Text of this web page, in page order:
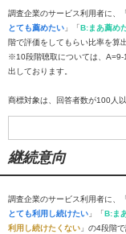
調査企業のサービス利用者に、
とても薦めたい 」「B:まあ薦め
階で評価をしてもらい比率を算
※10段階聴取については、A=9-
出しております。
商標対象は、回答者数が100人以
継続意向
調査企業のサービス利用者に、
とても利用し続けたい 」「B:ま
利用し続けたくない 」の4段階